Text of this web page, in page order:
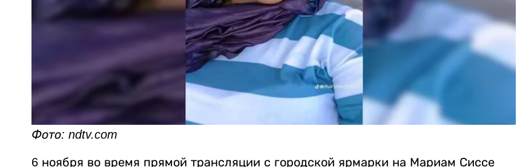
Фото: ndtv.com
6 ноября во время прямой трансляции с городской ярмарки на Мариам Сиссе